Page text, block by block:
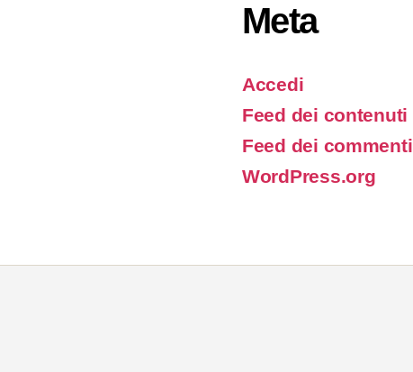
Meta
Accedi
Feed dei contenuti
Feed dei commenti
WordPress.org